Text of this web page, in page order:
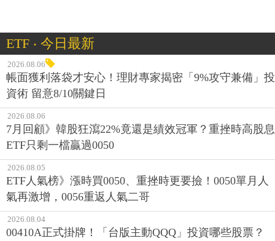
ETF ‧ 今日最新
2026.08.06
帳面獲利落袋才安心！理財專家揭密「9%攻守兼備」投
資術 留意8/10關鍵日
2026.08.06
7月回顧》韓股狂瀉22%竟還是績效冠軍？重挫時高股息
ETF只剩一檔贏過0050
2026.08.05
ETF人氣榜》漲時買0050、重挫時更要撿！0050單月人
氣再激增，0056重返人氣二哥
2026.08.04
00410A正式掛牌！「台版主動QQQ」投資哪些股票？